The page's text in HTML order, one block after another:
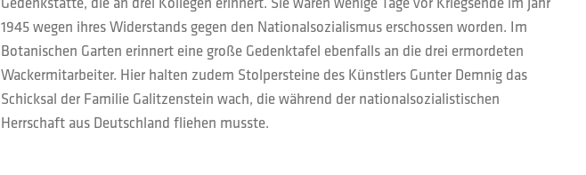
1945 wegen ihres Widerstands gegen den Nationalsozialismus erschossen worden. Im
Botanischen Garten erinnert eine große Gedenktafel ebenfalls an die drei ermordeten
Wackermitarbeiter. Hier halten zudem Stolpersteine des Künstlers Gunter Demnig das
Schicksal der Familie Galitzenstein wach, die während der nationalsozialistischen
Herrschaft aus Deutschland fliehen musste.